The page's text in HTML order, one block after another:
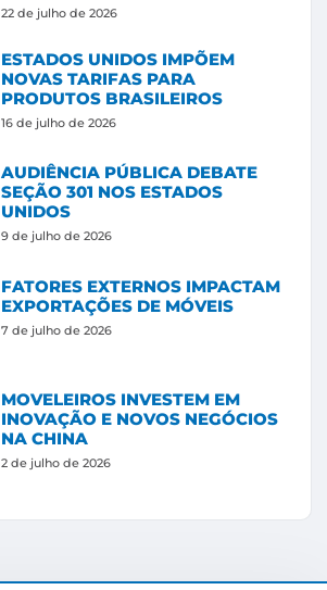
22 de julho de 2026
ESTADOS UNIDOS IMPÕEM
NOVAS TARIFAS PARA
PRODUTOS BRASILEIROS
16 de julho de 2026
AUDIÊNCIA PÚBLICA DEBATE
SEÇÃO 301 NOS ESTADOS
UNIDOS
9 de julho de 2026
FATORES EXTERNOS IMPACTAM
EXPORTAÇÕES DE MÓVEIS
7 de julho de 2026
MOVELEIROS INVESTEM EM
INOVAÇÃO E NOVOS NEGÓCIOS
NA CHINA
2 de julho de 2026